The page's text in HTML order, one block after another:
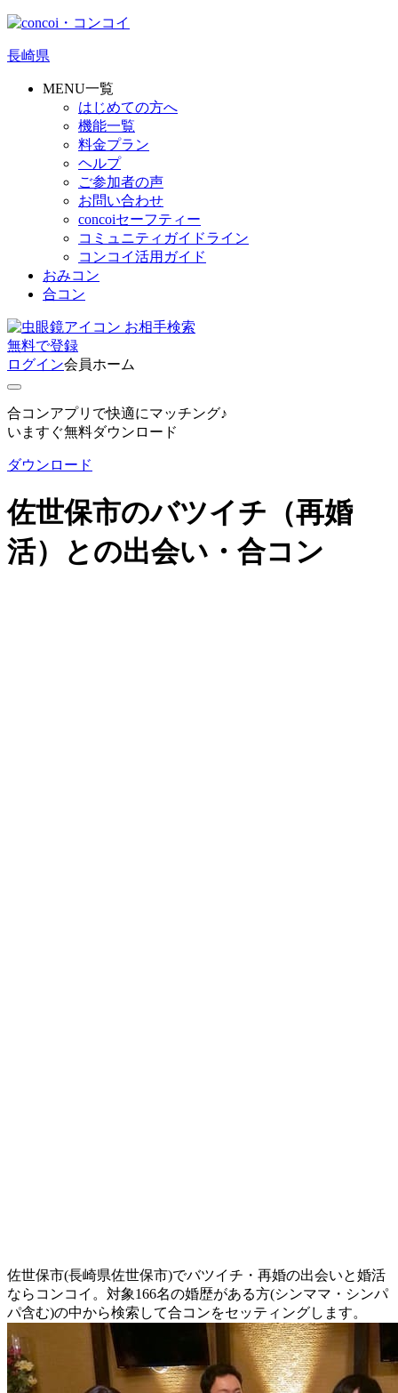
長崎県
MENU一覧
はじめての方へ
機能一覧
料金プラン
ヘルプ
ご参加者の声
お問い合わせ
concoiセーフティー
コミュニティガイドライン
コンコイ活用ガイド
おみコン
合コン
お相手検索
無料で登録
ログイン会員ホーム
合コンアプリで快適にマッチング♪
いますぐ無料ダウンロード
ダウンロード
佐世保市のバツイチ（再婚
活）との出会い・合コン
佐世保市(長崎県佐世保市)でバツイチ・再婚の出会いと婚活
ならコンコイ。対象166名の婚歴がある方(シンママ・シンパ
パ含む)の中から検索して合コンをセッティングします。